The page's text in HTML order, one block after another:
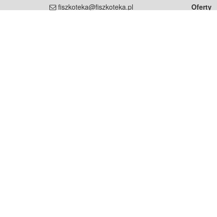
fiszkoteka@fiszkoteka.pl
Oferty